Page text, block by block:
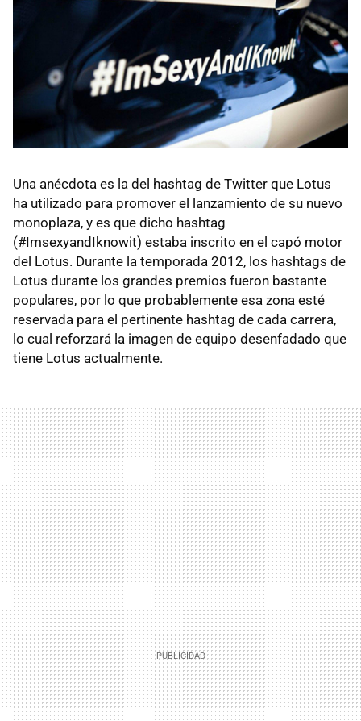
Una anécdota es la del hashtag de Twitter que Lotus
ha utilizado para promover el lanzamiento de su nuevo
monoplaza, y es que dicho hashtag
(#ImsexyandIknowit) estaba inscrito en el capó motor
del Lotus. Durante la temporada 2012, los hashtags de
Lotus durante los grandes premios fueron bastante
populares, por lo que probablemente esa zona esté
reservada para el pertinente hashtag de cada carrera,
lo cual reforzará la imagen de equipo desenfadado que
tiene Lotus actualmente.